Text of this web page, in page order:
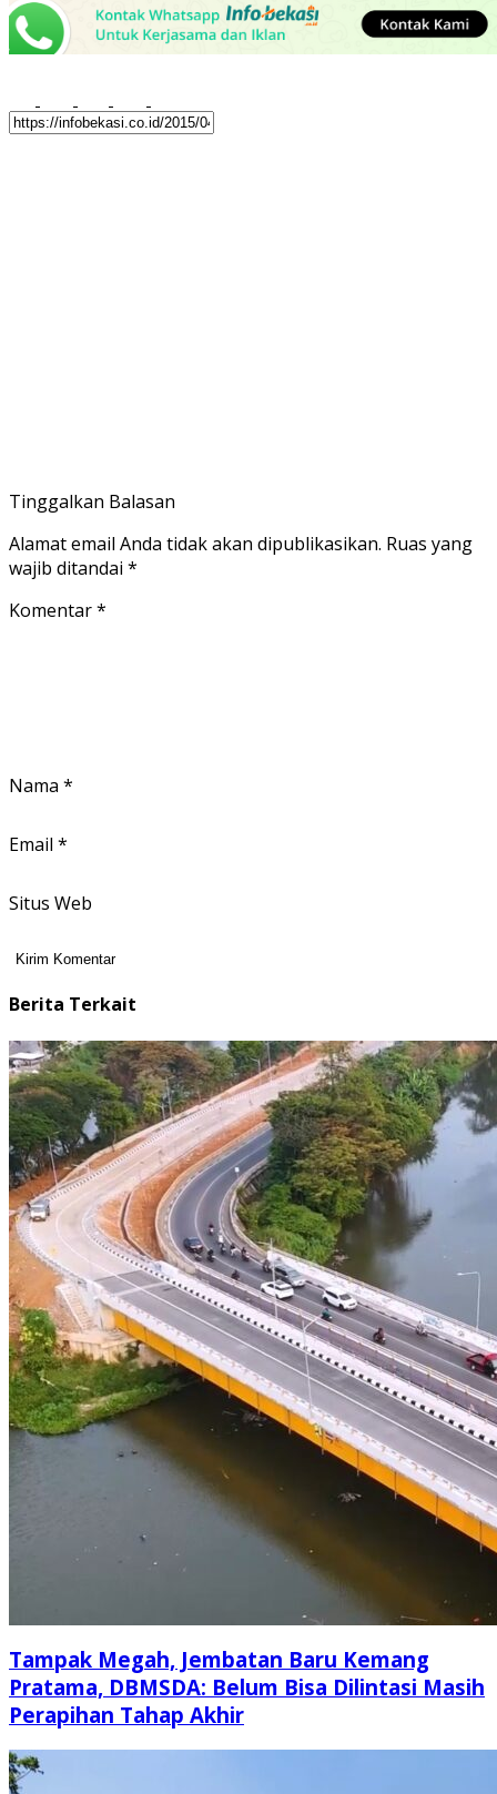
Tinggalkan Balasan
Alamat email Anda tidak akan dipublikasikan. Ruas yang
wajib ditandai *
Komentar*
Nama *
Email *
Situs Web
Berita Terkait
Tampak Megah, Jembatan Baru Kemang
Pratama, DBMSDA: Belum Bisa Dilintasi Masih
Perapihan Tahap Akhir